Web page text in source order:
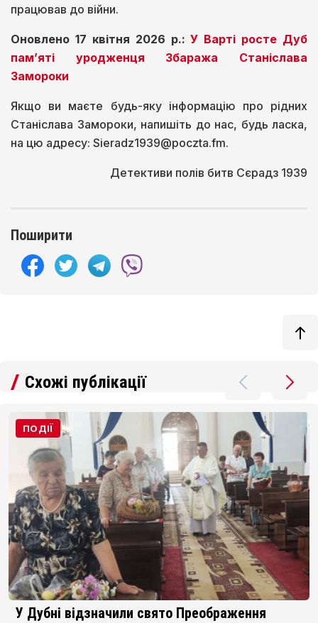
працював до війни.
Оновлено 17 квітня 2026 р.:У Варті росте Дуб
пам’яті уродженця Збаража Станіслава
Замороки
Якщо ви маєте будь-яку інформацію про рідних
Станіслава Замороки, напишіть до нас, будь ласка,
на цю адресу: Sieradz1939@poczta.fm.
Детективи полів битв Сєрадз 1939
Поширити
Схожі публікації
ПОДІЇ
Ще два проєкти з Волині отримають